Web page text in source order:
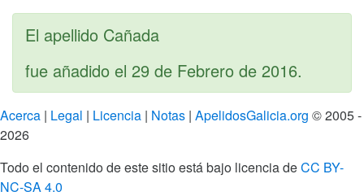
El apellido Cañada
fue añadido el 29 de Febrero de 2016.
Acerca | Legal | Licencia | Notas | ApelidosGalicia.org © 2005 -
2026
Todo el contenido de este sitio está bajo licencia deCC BY-
NC-SA 4.0